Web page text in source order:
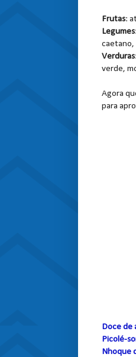
Frutas:
Legumes
caetano,
Verduras
verde,
Agora
para
Doce de
Picolé-
Nhoque